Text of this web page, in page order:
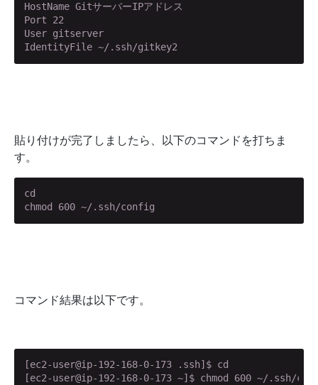
HostName GitサーバーIPアドレス
Port 22
User gitserver
IdentityFile ~/.ssh/gitkey2
貼り付けが完了しましたら、以下のコマンドを打ちま
す。
cd
chmod 600 ~/.ssh/config
コマンド結果は以下です。
[ec2-user@ip-192-168-0-173 .ssh]$ cd
[ec2-user@ip-192-168-0-173 ~]$ chmod 600 ~/.ssh/